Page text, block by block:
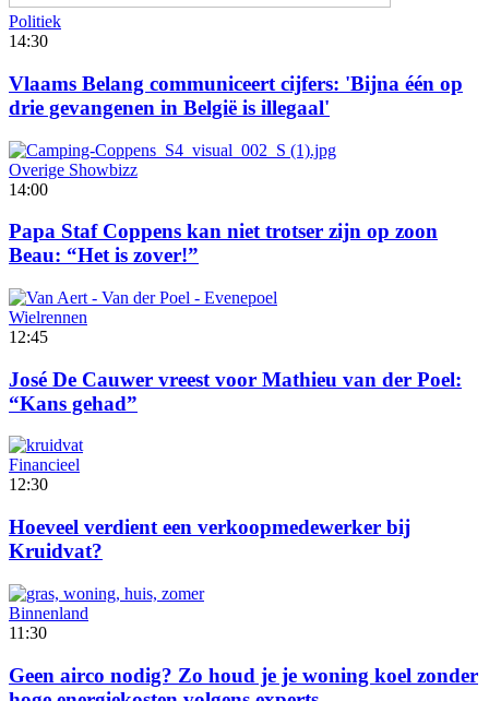
Politiek
14:30
Vlaams Belang communiceert cijfers: 'Bijna één op
drie gevangenen in België is illegaal'
Overige Showbizz
14:00
Papa Staf Coppens kan niet trotser zijn op zoon
Beau: “Het is zover!”
Wielrennen
12:45
José De Cauwer vreest voor Mathieu van der Poel:
“Kans gehad”
Financieel
12:30
Hoeveel verdient een verkoopmedewerker bij
Kruidvat?
Binnenland
11:30
Geen airco nodig? Zo houd je je woning koel zonder